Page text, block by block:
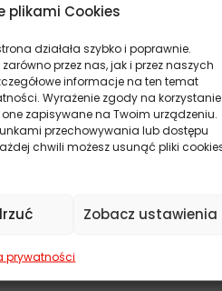
plikami Cookies
działała szybko i poprawnie.
przez nas, jak i przez naszych
informacje na ten temat
Wyrażenie zgody na korzystanie
zapisywane na Twoim urządzeniu.
przechowywania lub dostępu
chwili możesz usunąć pliki
Zobacz ustawienia
prywatności
PRODUKTÓW